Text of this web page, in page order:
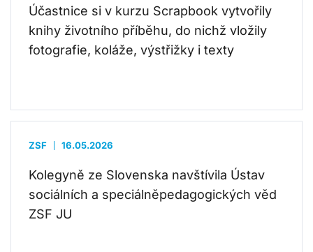
Účastnice si v kurzu Scrapbook vytvořily
knihy životního příběhu, do nichž vložily
fotografie, koláže, výstřižky i texty
ZSF 16.05.2026
Kolegyně ze Slovenska navštívila Ústav
sociálních a speciálněpedagogických věd
ZSF JU